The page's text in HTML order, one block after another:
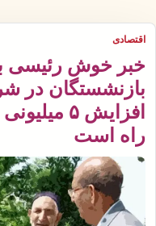
اقتصادی
خبر خوش رئیسی
بازنشستگان در
افزایش ۵
راه است